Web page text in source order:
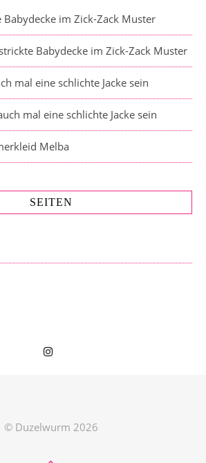
Babydecke im Zick-Zack Muster
Babydecke im Zick-Zack Muster
mal eine schlichte Jacke sein
mal eine schlichte Jacke sein
Melba
SEITEN
© Duzelwurm 2026